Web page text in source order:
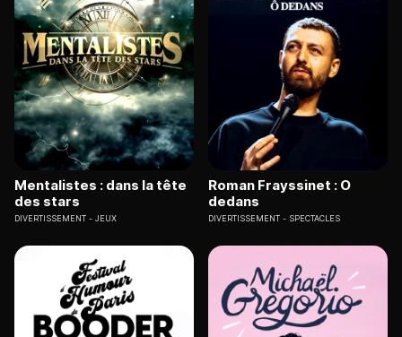
Mentalistes : dans la tête
des stars
DIVERTISSEMENT JEUX
Roman Frayssinet : O
dedans
DIVERTISSEMENT SPECTACLES